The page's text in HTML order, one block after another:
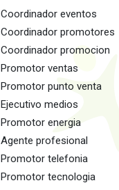
Coordinador eventos
Coordinador promotores
Coordinador promocion
Promotor ventas
Promotor punto venta
Ejecutivo medios
Promotor energia
Agente profesional
Promotor telefonia
Promotor tecnologia